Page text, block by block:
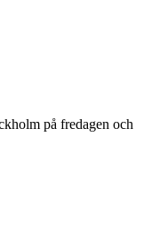
på fredagen och